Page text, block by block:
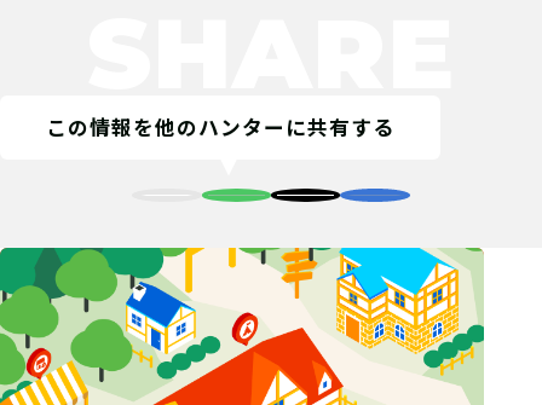
この情報を他のハンターに共有する